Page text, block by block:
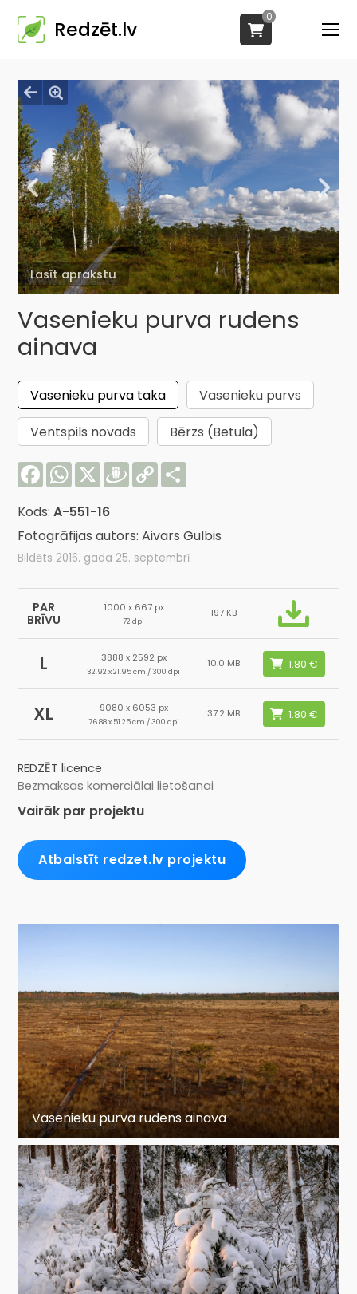
Redzēt.lv
0
Lasīt aprakstu
Vasenieku purva rudens
ainava
Vasenieku purva taka
Vasenieku purvs
Ventspils novads
Bērzs (Betula)
FacebookWhatsApp
X Draugiem
Copy
Link
Kods:A-551-16
Fotogrāfijas autors: Aivars Gulbis
Bildēts 2016. gada 25. septembrī
PAR
BRĪVU
1000 x 667 px
72 dpi
197 KB
L 3888 x 2592 px
32.92 x 21.95 cm / 300 dpi
10.0 MB
XL 9080 x 6053 px
76.88 x 51.25 cm / 300 dpi
37.2 MB
REDZĒT licence
Bezmaksas komerciālai lietošanai
Vairāk par projektu
Atbalstīt redzet.lv projektu
Vasenieku purva rudens ainava